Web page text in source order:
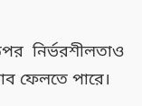
নির্ভরশীলতাও
ফেলতে পারে।